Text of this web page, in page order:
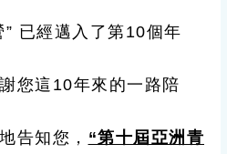
已經邁入了第10個年
您這10年來的一路陪
告知您， “第十屆亞洲青